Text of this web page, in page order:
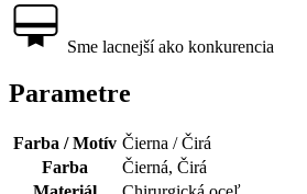
Sme lacnejší ako konkurencia
Parametre
Farba / Motív Čierna / Čirá
Farba
Čierná, Čirá